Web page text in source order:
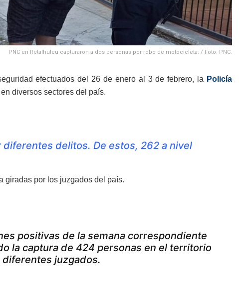
PNC en Retalhuleu capturaron a dos personas por robo de motocicleta. / Foto: PNC.
efectuados del 26 de enero al 3 de febrero, la Policía
diversos sectores del país.
delitos. De estos, 262 a nivel
giradas por los juzgados del país.
positivas de la semana correspondiente
la captura de 424 personas en el territorio
juzgados.